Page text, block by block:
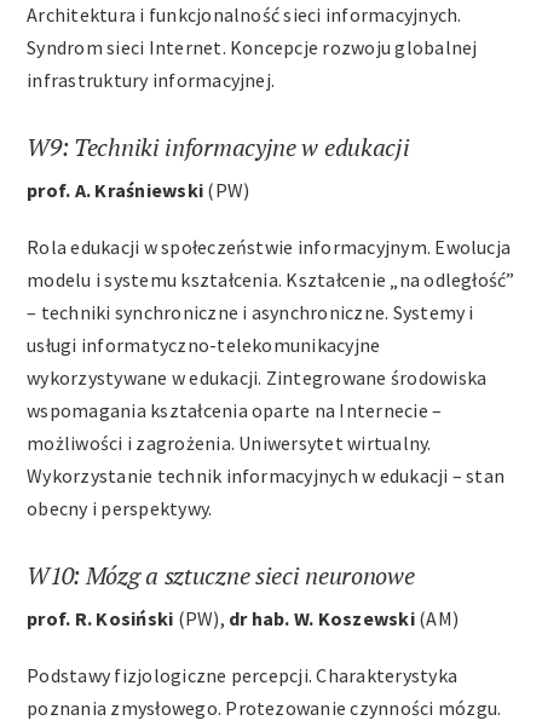
Architektura i funkcjonalność sieci informacyjnych.
Syndrom sieci Internet. Koncepcje rozwoju globalnej
infrastruktury informacyjnej.
W9: Techniki informacyjne w edukacji
prof. A. Kraśniewski (PW)
Rola edukacji w społeczeństwie informacyjnym. Ewolucja
modelu i systemu kształcenia. Kształcenie „na odległość”
– techniki synchroniczne i asynchroniczne. Systemy i
usługi informatyczno-telekomunikacyjne
wykorzystywane w edukacji. Zintegrowane środowiska
wspomagania kształcenia oparte na Internecie –
możliwości i zagrożenia. Uniwersytet wirtualny.
Wykorzystanie technik informacyjnych w edukacji – stan
obecny i perspektywy.
W10: Mózg a sztuczne sieci neuronowe
prof. R. Kosiński (PW), dr hab. W. Koszewski(AM)
Podstawy fizjologiczne percepcji. Charakterystyka
poznania zmysłowego. Protezowanie czynności mózgu.